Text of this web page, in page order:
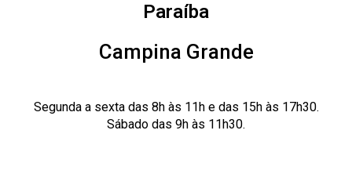
Paraíba
Campina Grande
Segunda a sexta das 8h às 11h e das 15h às 17h30.
Sábado das 9h às 11h30.